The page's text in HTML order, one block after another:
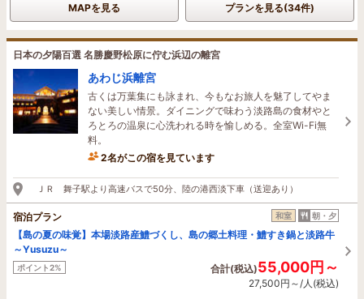
MAPを見る プランを見る(34件)
日本の夕陽百選 名勝慶野松原に佇む浜辺の離宮
あわじ浜離宮
古くは万葉集にも詠まれ、今もなお旅人を魅了してやま
ない美しい情景。ダイニングで味わう淡路島の食材やと
ろとろの温泉に心洗われる時を愉しめる。全室Wi-Fi無
料。
2名がこの宿を見ています
49分前に予約されました
ＪＲ 舞子駅より高速バスで50分、陸の港西淡下車（送迎あり）
宿泊プラン 和室 朝・夕
【島の夏の味覚】本場淡路産鱧づくし、島の郷土料理・鱧すき鍋と淡路牛
～Yusuzu～
ポイント2% 合計(税込)55,000円～
27,500円～/人(税込)